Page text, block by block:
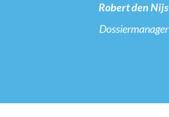
Robert den Nijs
Dossiermanager